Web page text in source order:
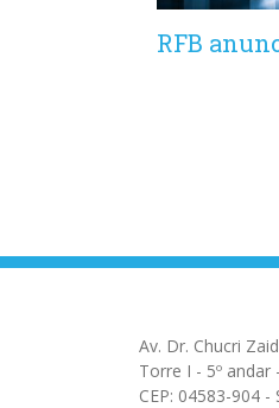
RFB
Av. Dr. Chucri
Torre I - 5º andar
CEP: 04583-904 -